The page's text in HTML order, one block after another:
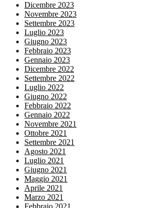
Dicembre 2023
Novembre 2023
Settembre 2023
Luglio 2023
Giugno 2023
Febbraio 2023
Gennaio 2023
Dicembre 2022
Settembre 2022
Luglio 2022
Giugno 2022
Febbraio 2022
Gennaio 2022
Novembre 2021
Ottobre 2021
Settembre 2021
Agosto 2021
Luglio 2021
Giugno 2021
Maggio 2021
Aprile 2021
Marzo 2021
Febbraio 2021